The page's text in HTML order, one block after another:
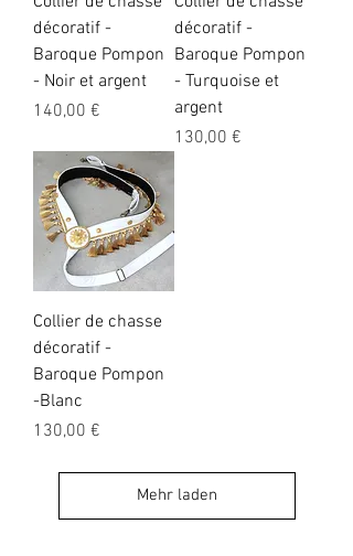
décoratif -
Baroque Pompon
- Noir et argent
Preis
140,00 €
décoratif -
Baroque Pompon
- Turquoise et
argent
Preis
130,00 €
Collier de chasse
décoratif -
Baroque Pompon
-Blanc
Preis
130,00 €
Mehr laden